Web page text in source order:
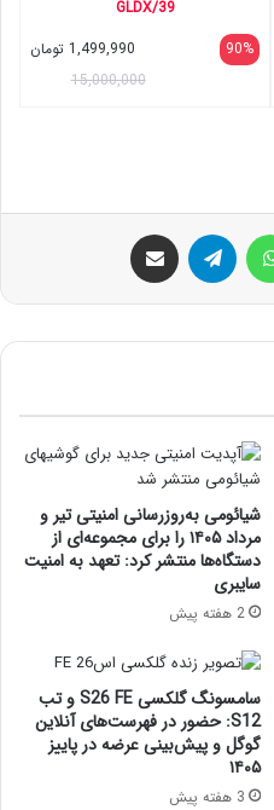
GLDX/39
90%
1,499,990 تومان
15,000,000
تلگرام
شیائومی به‌روزرسانی امنیتی تیر و
مرداد ۱۴۰۵ را برای مجموعه‌ای از
دستگاه‌ها منتشر کرد: تعهد به امنیت
سایبری
2 هفته پیش
سامسونگ گلکسی S26 FE و تب
S12: حضور در فهرست‌های آنلاین
گوگل و پیش‌بینی عرضه در پاییز
۱۴۰۵
3 هفته پیش